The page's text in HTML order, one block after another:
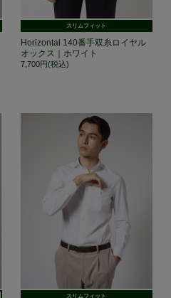
スリムフィット
Horizontal 140番手双糸ロイヤル
オックス｜ホワイト
7,700円(税込)
スリムフィット